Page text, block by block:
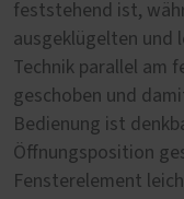
feststehend ist,
ausgeklügelten und
Technik parallel am
geschoben und
Bedienung ist
Öffnungsposition
Fensterelement